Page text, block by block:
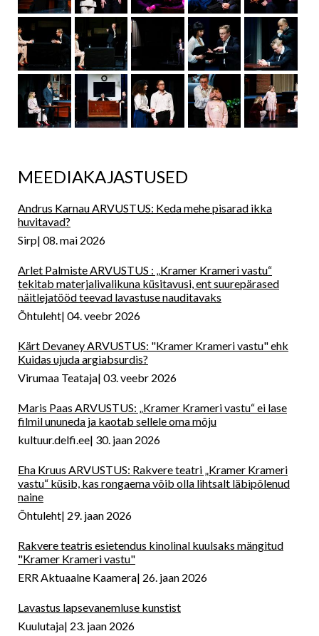
MEEDIAKAJASTUSED
Andrus Karnau ARVUSTUS: Keda mehe pisarad ikka
huvitavad?
Sirp 08. mai 2026
Arlet Palmiste ARVUSTUS : „Kramer Krameri vastu“
tekitab materjalivalikuna küsitavusi, ent suurepärased
näitlejatööd teevad lavastuse nauditavaks
Õhtuleht 04. veebr 2026
Kärt Devaney ARVUSTUS: "Kramer Krameri vastu" ehk
Kuidas ujuda argiabsurdis?
Virumaa Teataja 03. veebr 2026
Maris Paas ARVUSTUS: „Kramer Krameri vastu“ ei lase
filmil ununeda ja kaotab sellele oma mõju
kultuur.delfi.ee 30. jaan 2026
Eha Kruus ARVUSTUS: Rakvere teatri „Kramer Krameri
vastu“ küsib, kas rongaema võib olla lihtsalt läbipõlenud
naine
Õhtuleht 29. jaan 2026
Rakvere teatris esietendus kinolinal kuulsaks mängitud
"Kramer Krameri vastu"
ERR Aktuaalne Kaamera 26. jaan 2026
Lavastus lapsevanemluse kunstist
Kuulutaja 23. jaan 2026